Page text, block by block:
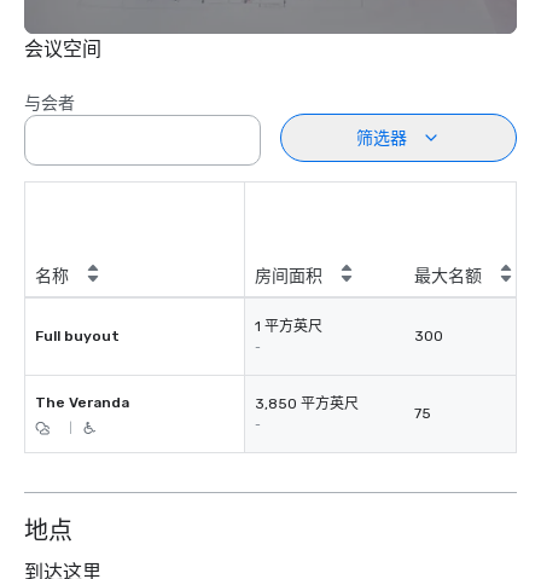
会议空间
与会者
筛选器
名称 房间面积 最大名额
Full buyout
1 平方英尺
-
300
The Veranda 3,850 平方英尺
-
75
地点
到达这里